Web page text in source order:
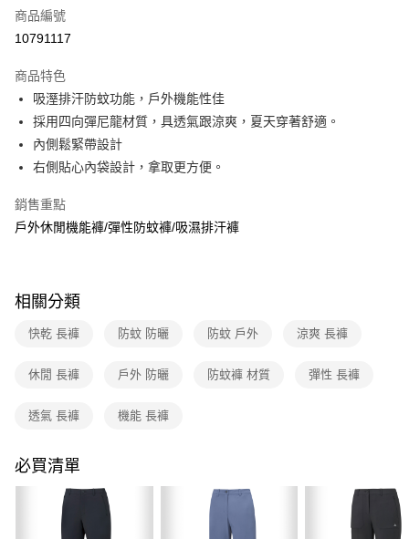
合作金庫商業銀行
上海商業儲蓄銀行
臺灣中小企業銀行
匯豐（台灣）商業銀行
華泰商業銀行
聯邦商業銀行
遠東國際商業銀行
元大商業銀行
玉山商業銀行
台灣樂天信用卡公司
合作金庫商業銀行
上海商業儲蓄銀行
國泰世華商業銀行
兆豐國際商業銀行
匯豐（台灣）商業銀行
華泰商業銀行
聯邦商業銀行
元大商業銀行
台新國際商業銀行
台灣樂天信用卡公司
超商取貨付款
LINE Pay
Apple Pay
悠遊付
Google Pay
全盈+PAY
1.本服務由台灣大哥大提供，台灣大哥大用戶可立即使用無須另外申請。
流程，驗證手機門號後，選擇欲分期的期數、繳款截止日，確認付款後即完
3.實際核准額度、可分期數及費用金額請依後續交易確認頁面所載為準。
4.訂單成立30分鐘內，如未前往確認交易或遇審核未通過，訂單將自動取
法說明評估內容。
醒簡訊。
帳／街口支付／iPASS MONEY」等通路繳費。
【注意事項】
ATM付款
貨到付款
運送方式
全家取貨付款
付款後全家取貨
每筆NT$80，滿NT$790(含以上)免運費
萊爾富取貨付款
商品編號
10791117
商品特色
吸溼排汗防蚊功能，戶外機能性佳
採用四向彈尼龍材質，具透氣跟涼爽，夏天穿著舒適。
內側鬆緊帶設計
右側貼心內袋設計，拿取更方便。
銷售重點
戶外休閒機能褲/彈性防蚊褲/吸濕排汗褲
相關分類
快乾 長褲 防蚊 防曬 防蚊 戶外 涼爽 長褲
休閒 長褲 戶外 防曬 防蚊褲 材質 彈性 長褲
透氣 長褲 機能 長褲
必買清單